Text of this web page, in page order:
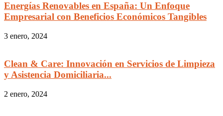
Energías Renovables en España: Un Enfoque
Empresarial con Beneficios Económicos Tangibles
3 enero, 2024
Clean & Care: Innovación en Servicios de Limpieza
y Asistencia Domiciliaria...
2 enero, 2024